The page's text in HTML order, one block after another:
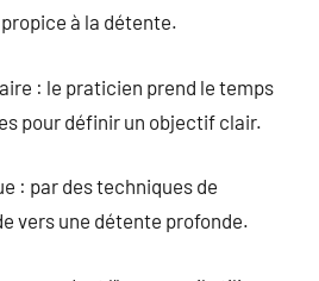
à la détente.
: le praticien prend le temps
pour définir un objectif clair.
: par des techniques de
vers une détente profonde.